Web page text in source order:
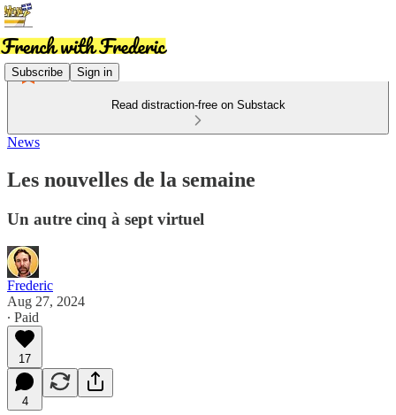
Subscribe Sign in
Read distraction-free on Substack
News
Les nouvelles de la semaine
Un autre cinq à sept virtuel
Frederic
Aug 27, 2024
∙ Paid
17
4